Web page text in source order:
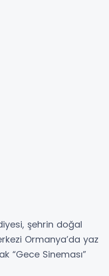
şehrin doğal
Ormanya’da yaz
“Gece Sineması”